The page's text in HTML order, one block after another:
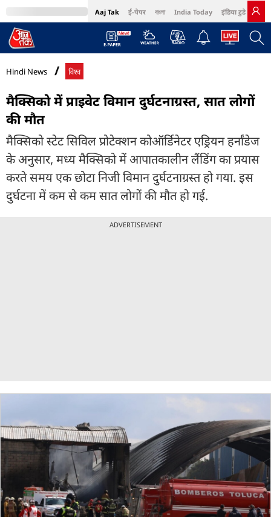
Aaj Tak ई-पेपर বাংলা India Today इंडिया टुडे हिंदी
MumbaiTak Cosmopolitan Harper's Bazaar Northeast
Hindi News विश्व
मैक्सिको में प्राइवेट विमान दुर्घटनाग्रस्त, सात लोगों
की मौत
मैक्सिको स्टेट सिविल प्रोटेक्शन कोऑर्डिनेटर एड्रियन हर्नांडेज
के अनुसार, मध्य मैक्सिको में आपातकालीन लैंडिंग का प्रयास
करते समय एक छोटा निजी विमान दुर्घटनाग्रस्त हो गया. इस
दुर्घटना में कम से कम सात लोगों की मौत हो गई.
ADVERTISEMENT